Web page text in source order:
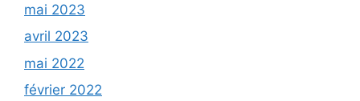
mai 2023
avril 2023
mai 2022
février 2022